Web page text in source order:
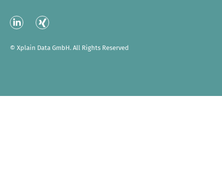
LinkedXING
© Xplain Data GmbH. All Rights Reserved